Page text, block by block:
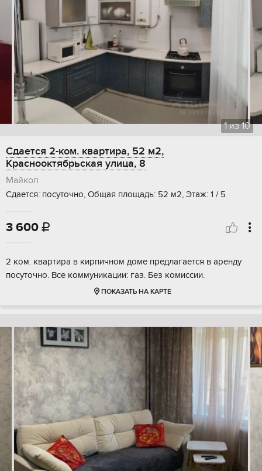
1из10
Сдается 2-ком. квартира, 52 м2,
Краснооктябрьская улица, 8
Майкоп
Сдается: посуточно, Общая площадь: 52 м2, Этаж: 1 / 5
3 600 
2 ком. квартира в кирпичном доме предлагается в аренду
посуточно. Все коммуникации: газ. Без комиссии.
ПОКАЗАТЬ НА КАРТЕ